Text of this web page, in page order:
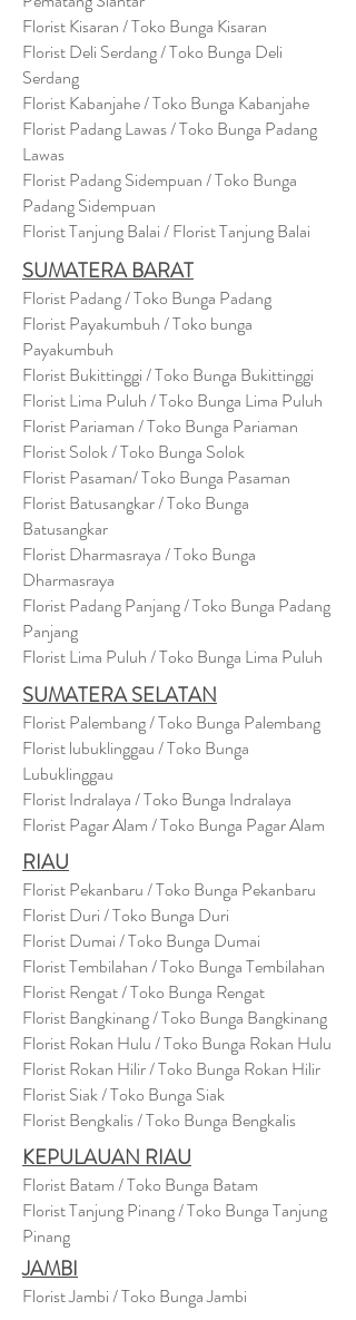
Florist Kisaran / Toko Bunga Kisaran
Florist Deli Serdang / Toko Bunga Deli
Serdang
Florist Kabanjahe / Toko Bunga Kabanjahe
Florist Padang Lawas / Toko Bunga Padang
Lawas
Florist Padang Sidempuan / Toko Bunga
Padang Sidempuan
Florist Tanjung Balai / Florist Tanjung Balai
SUMATERA BARAT
Florist Padang / Toko Bunga Padang
Florist Payakumbuh / Toko bunga
Payakumbuh
Florist Bukittinggi / Toko Bunga Bukittinggi
Florist Lima Puluh / Toko Bunga Lima Puluh
Florist Pariaman / Toko Bunga Pariaman
Florist Solok / Toko Bunga Solok
Florist Pasaman/ Toko Bunga Pasaman
Florist Batusangkar / Toko Bunga
Batusangkar
Florist Dharmasraya / Toko Bunga
Dharmasraya
Florist Padang Panjang / Toko Bunga Padang
Panjang
Florist Lima Puluh / Toko Bunga Lima Puluh
SUMATERA SELATAN
Florist Palembang / Toko Bunga Palembang
Florist lubuklinggau / Toko Bunga
Lubuklinggau
Florist Indralaya / Toko Bunga Indralaya
Florist Pagar Alam / Toko Bunga Pagar Alam
RIAU
Florist Pekanbaru / Toko Bunga Pekanbaru
Florist Duri / Toko Bunga Duri
Florist Dumai / Toko Bunga Dumai
Florist Tembilahan / Toko Bunga Tembilahan
Florist Rengat / Toko Bunga Rengat
Florist Bangkinang / Toko Bunga Bangkinang
Florist Rokan Hulu / Toko Bunga Rokan Hulu
Florist Rokan Hilir / Toko Bunga Rokan Hilir
Florist Siak / Toko Bunga Siak
Florist Bengkalis / Toko Bunga Bengkalis
KEPULAUAN RIAU
Florist Batam / Toko Bunga Batam
Florist Tanjung Pinang / Toko Bunga Tanjung
Pinang
JAMBI
Florist Jambi / Toko Bunga Jambi